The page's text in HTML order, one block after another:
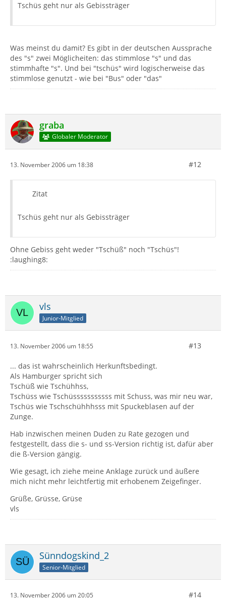
Tschüs geht nur als Gebissträger
Was meinst du damit? Es gibt in der deutschen Aussprache
des "s" zwei Möglicheiten: das stimmlose "s" und das
stimmhafte "s". Und bei "tschüs" wird logischerweise das
stimmlose genutzt - wie bei "Bus" oder "das"
graba
Globaler Moderator
13. November 2006 um 18:38 #12
Zitat
Tschüs geht nur als Gebissträger
Ohne Gebiss geht weder "Tschüß" noch "Tschüs"!
:laughing8:
vls
Junior-Mitglied
13. November 2006 um 18:55 #13
... das ist wahrscheinlich Herkunftsbedingt.
Als Hamburger spricht sich
Tschüß wie Tschühhss,
Tschüss wie Tschüsssssssssss mit Schuss, was mir neu war,
Tschüs wie Tschschühhhsss mit Spuckeblasen auf der
Zunge.
Hab inzwischen meinen Duden zu Rate gezogen und
festgestellt, dass die s- und ss-Version richtig ist, dafür aber
die ß-Version gängig.
Wie gesagt, ich ziehe meine Anklage zurück und äußere
mich nicht mehr leichtfertig mit erhobenem Zeigefinger.
Grüße, Grüsse, Grüse
vls
Sünndogskind_2
Senior-Mitglied
13. November 2006 um 20:05 #14